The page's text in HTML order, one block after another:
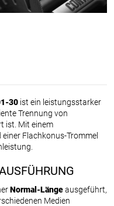
30 ist ein leistungsstarker
Trennung von
ist. Mit einem
einer Flachkonus-Trommel
Normal-Längeausgeführt,
Medien